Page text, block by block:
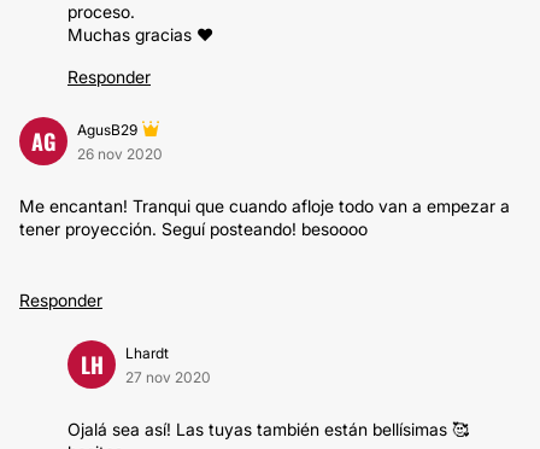
proceso.
Muchas gracias ❤️
Responder
AG
AgusB29
26 nov 2020
Me encantan! Tranqui que cuando afloje todo van a empezar a
tener proyección. Seguí posteando! besoooo
Responder
LH
Lhardt
27 nov 2020
Ojalá sea así! Las tuyas también están bellísimas 🥰